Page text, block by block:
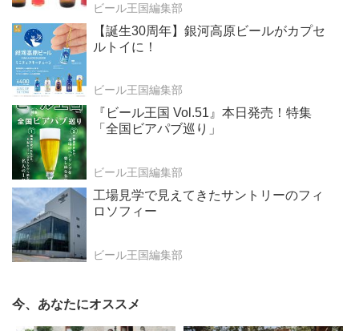
ビール王国編集部
【誕生30周年】銀河高原ビールがカプセ
ルトイに！
ビール王国編集部
『ビール王国 Vol.51』本日発売！特集
「全国ビアパブ巡り」
ビール王国編集部
工場見学で見えてきたサントリーのフィ
ロソフィー
ビール王国編集部
今、あなたにオススメ